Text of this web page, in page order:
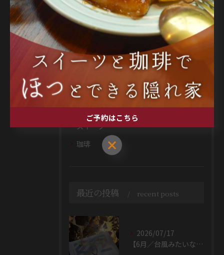
カテゴリー categories
全てのカテゴリー
バー
イベント
スイーツ
珈琲
最近の投稿 recent posts
2026/07/17
【6月／台風みたいな毎日🌿】
ご予約はこちら
ご予約はこちら